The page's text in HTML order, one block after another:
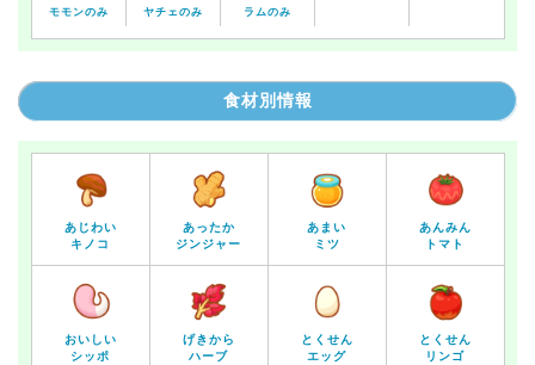
モモンのみ ヤチェのみ ラムのみ
食材別情報
あじわい
キノコ
あったか
ジンジャー
あまい
ミツ
あんみん
トマト
おいしい
シッポ
げきから
ハーブ
とくせん
エッグ
とくせん
リンゴ